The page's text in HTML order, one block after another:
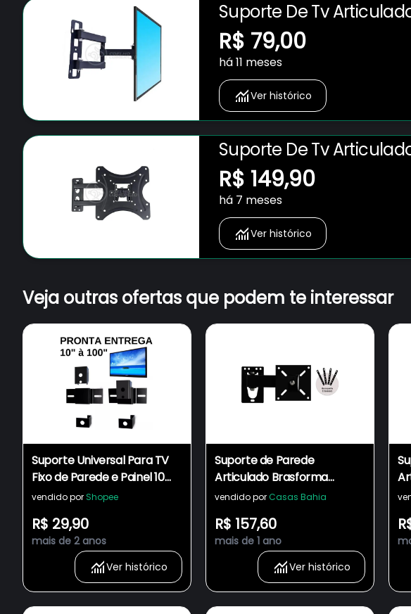
Suporte De Tv
Parede Led Lcd Plasma
Polegadas 302w
R$ 79,00
há 11 meses
Ver histórico
Suporte De Tv
Parede Led Lcd Plasma
Polegadas 302w
R$ 149,90
há 7 meses
Ver histórico
Veja outras ofertas que podem te interessar
Suporte Universal Para TV
Fixo de Parede e Painel 10
até 100 polegadas Super
vendido por Shopee
R$ 29,90
mais de 2 anos
Ver histórico
Suporte de Parede
Articulado Brasforma
BRA3.0 para TVs LED, LCD,
10" a 56"
vendido por Casas Bahia
R$ 157,60
mais de 1 ano
Ver histórico